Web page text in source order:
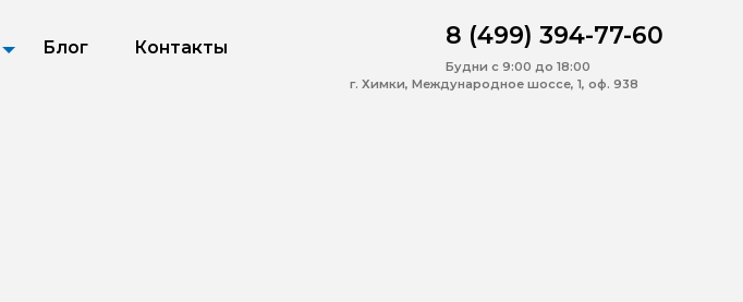
Блог Контакты 8 (499) 394-77-60
Будни с 9:00 до 18:00
г. Химки, Международное шоссе, 1, оф. 938